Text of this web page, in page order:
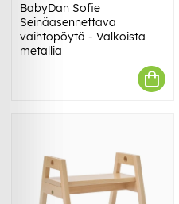
BabyDan Sofie
Seinäasennettava
vaihtopöytä - Valkoista
metallia